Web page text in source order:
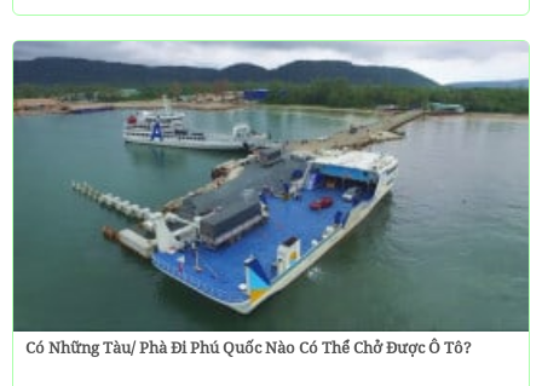
Có Những Tàu/ Phà Đi Phú Quốc Nào Có Thể Chở Được Ô Tô?